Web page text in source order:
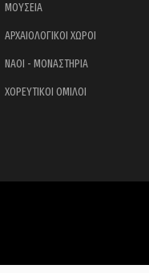
ΜΟΥΣΕΙΑ
ΑΡΧΑΙΟΛΟΓΙΚΟΙ ΧΩΡΟΙ
ΝΑΟΙ - ΜΟΝΑΣΤΗΡΙΑ
ΧΟΡΕΥΤΙΚΟΙ ΟΜΙΛΟΙ